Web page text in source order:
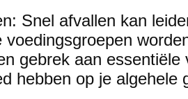
Snel afvallen kan
voedingsgroepen
gebrek aan essentiële
hebben op je algehele